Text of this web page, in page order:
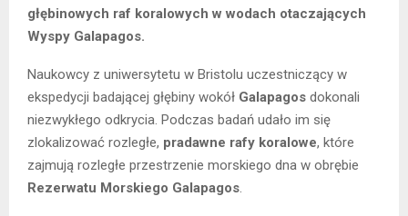
głębinowych raf koralowych w wodach otaczających
Wyspy Galapagos.
Naukowcy z uniwersytetu w Bristolu uczestniczący w
ekspedycji badającej głębiny wokół Galapagos dokonali
niezwykłego odkrycia. Podczas badań udało im się
zlokalizować rozległe, pradawne rafy koralowe, które
zajmują rozległe przestrzenie morskiego dna w obrębie
Rezerwatu Morskiego Galapagos.